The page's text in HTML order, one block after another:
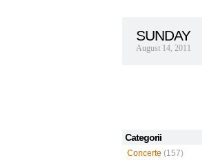
SUNDAY
August 14, 2011
Categorii
Concerte (157)